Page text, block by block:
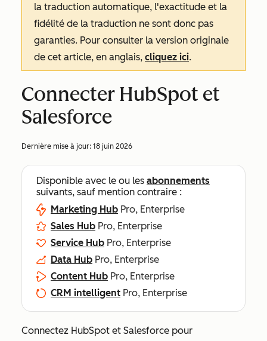
la traduction automatique, l'exactitude et la
fidélité de la traduction ne sont donc pas
garanties. Pour consulter la version originale
de cet article, en anglais, cliquez ici.
Connecter HubSpot et
Salesforce
Dernière mise à jour: 18 juin 2026
Disponible avec le ou les abonnements
suivants, sauf mention contraire :
Marketing Hub Pro, Enterprise
Sales Hub Pro, Enterprise
Service Hub Pro, Enterprise
Data Hub Pro, Enterprise
Content Hub Pro, Enterprise
CRM intelligent Pro, Enterprise
Connectez HubSpot et Salesforce pour